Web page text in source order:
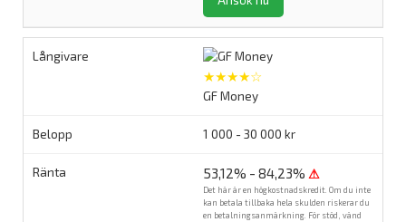
★★★★☆
GF Money
1 000 - 30 000 kr
53,12% - 84,23% ⚠
Det här är en högkostnadskredit. Om du inte
kan betala tillbaka hela skulden riskerar du
en betalningsanmärkning. För stöd, vänd